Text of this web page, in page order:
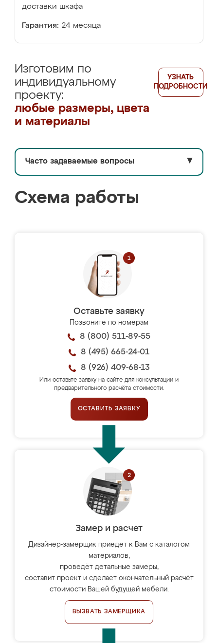
доставки шкафа
Гарантия: 24 месяца
Изготовим по
индивидуальному
проекту:
любые размеры, цвета
и материалы
УЗНАТЬ
ПОДРОБНОСТИ
Часто задаваемые вопросы ▼
Схема работы
Оставьте заявку
Позвоните по номерам
8 (800) 511-89-55
8 (495) 665-24-01
8 (926) 409-68-13
Или оставьте заявку на сайте для консультации и
предварительного расчёта стоимости.
ОСТАВИТЬ ЗАЯВКУ
Замер и расчет
Дизайнер-замерщик приедет к Вам с каталогом
материалов,
проведёт детальные замеры,
составит проект и сделает окончательный расчёт
стоимости Вашей будущей мебели.
ВЫЗВАТЬ ЗАМЕРЩИКА